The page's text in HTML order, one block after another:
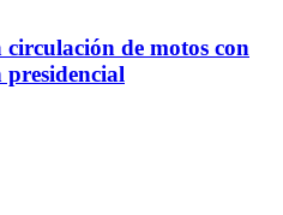
de motos con